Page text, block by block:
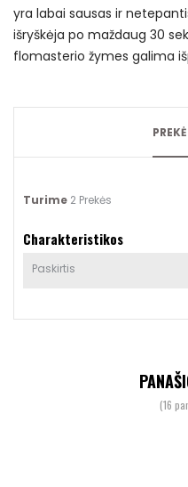
yra labai sausas ir
išryškėja po maždaug 30
flomasterio žymes galima
Turime 2 Prekės
Charakteristikos
Paskirtis
(16